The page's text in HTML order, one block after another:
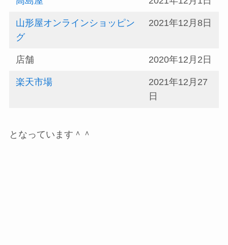
山形屋オンラインショッピン
グ
2021年12月8日
店舗 2020年12月2日
楽天市場
2021年12月27
日
となっています＾＾